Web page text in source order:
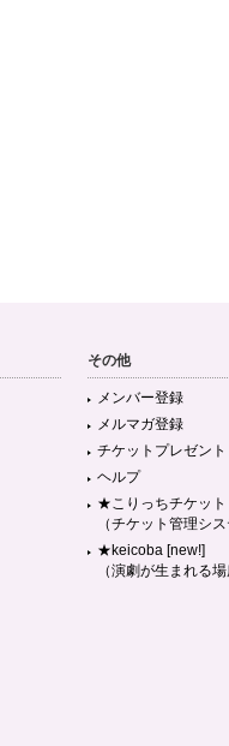
その他
メンバー登録
メルマガ登録
チケットプレゼント
ヘルプ
★こりっちチケット
（チケット管理シス
★keicoba [new!]
（演劇が生まれる場